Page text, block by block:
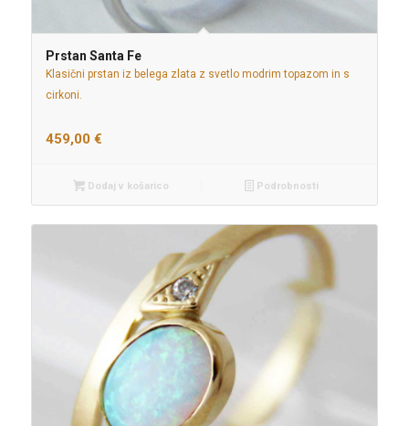
Prstan Santa Fe
Klasični prstan iz belega zlata z svetlo modrim topazom in s
cirkoni.
459,00 €
Dodaj v košarico Podrobnosti